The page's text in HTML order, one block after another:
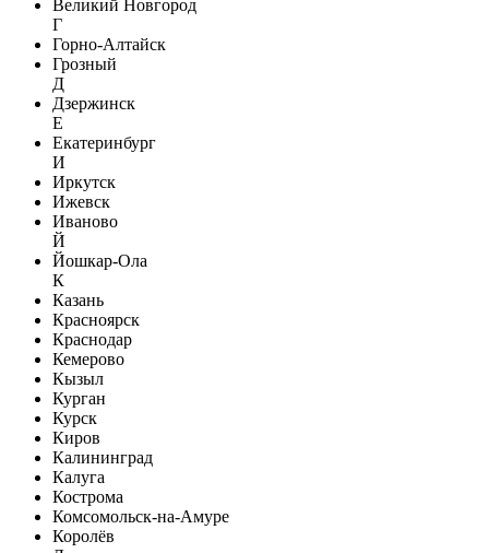
Великий Новгород
Г
Горно-Алтайск
Грозный
Д
Дзержинск
Е
Екатеринбург
И
Иркутск
Ижевск
Иваново
Й
Йошкар-Ола
К
Казань
Красноярск
Краснодар
Кемерово
Кызыл
Курган
Курск
Киров
Калининград
Калуга
Кострома
Комсомольск-на-Амуре
Королёв